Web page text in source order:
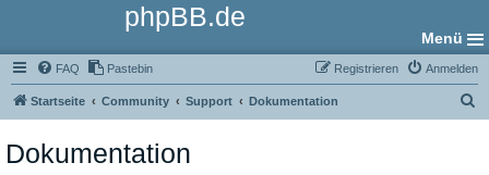
phpBB.de
Menü
FAQ Pastebin Anmelden
Registrieren
Startseite Community Support Dokumentation
Dokumentation